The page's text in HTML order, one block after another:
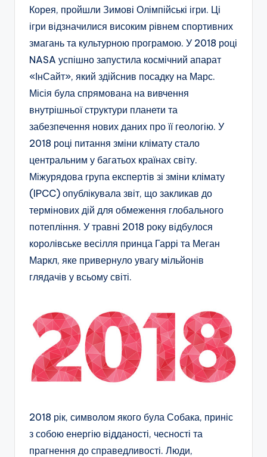
Корея, пройшли Зимові Олімпійські ігри. Ці
ігри відзначилися високим рівнем спортивних
змагань та культурною програмою. У 2018 році
NASA успішно запустила космічний апарат
«ІнСайт», який здійснив посадку на Марс.
Місія була спрямована на вивчення
внутрішньої структури планети та
забезпечення нових даних про її геологію. У
2018 році питання зміни клімату стало
центральним у багатьох країнах світу.
Міжурядова група експертів зі зміни клімату
(IPCC) опублікувала звіт, що закликав до
термінових дій для обмеження глобального
потепління. У травні 2018 року відбулося
королівське весілля принца Гаррі та Меган
Маркл, яке привернуло увагу мільйонів
глядачів у всьому світі.
2018 рік, символом якого була Собака, приніс
з собою енергію відданості, чесності та
прагнення до справедливості. Люди,